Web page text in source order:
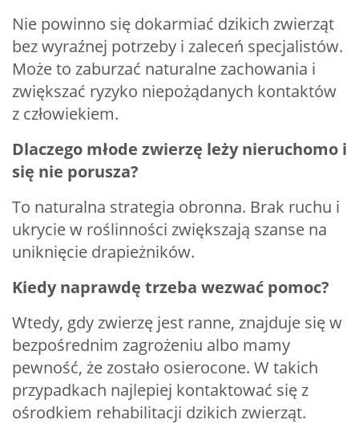
Nie powinno się dokarmiać dzikich zwierząt
bez wyraźnej potrzeby i zaleceń specjalistów.
Może to zaburzać naturalne zachowania i
zwiększać ryzyko niepożądanych kontaktów
z człowiekiem.
Dlaczego młode zwierzę leży nieruchomo i
się nie porusza?
To naturalna strategia obronna. Brak ruchu i
ukrycie w roślinności zwiększają szanse na
uniknięcie drapieżników.
Kiedy naprawdę trzeba wezwać pomoc?
Wtedy, gdy zwierzę jest ranne, znajduje się w
bezpośrednim zagrożeniu albo mamy
pewność, że zostało osierocone. W takich
przypadkach najlepiej kontaktować się z
ośrodkiem rehabilitacji dzikich zwierząt.